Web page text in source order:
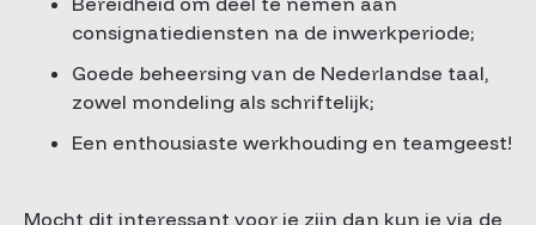
consignatiediensten na de inwerkperiode;
Goede beheersing van de Nederlandse taal,
zowel mondeling als schriftelijk;
Een enthousiaste werkhouding en teamgeest!
Mocht dit interessant voor je zijn dan kun je via de